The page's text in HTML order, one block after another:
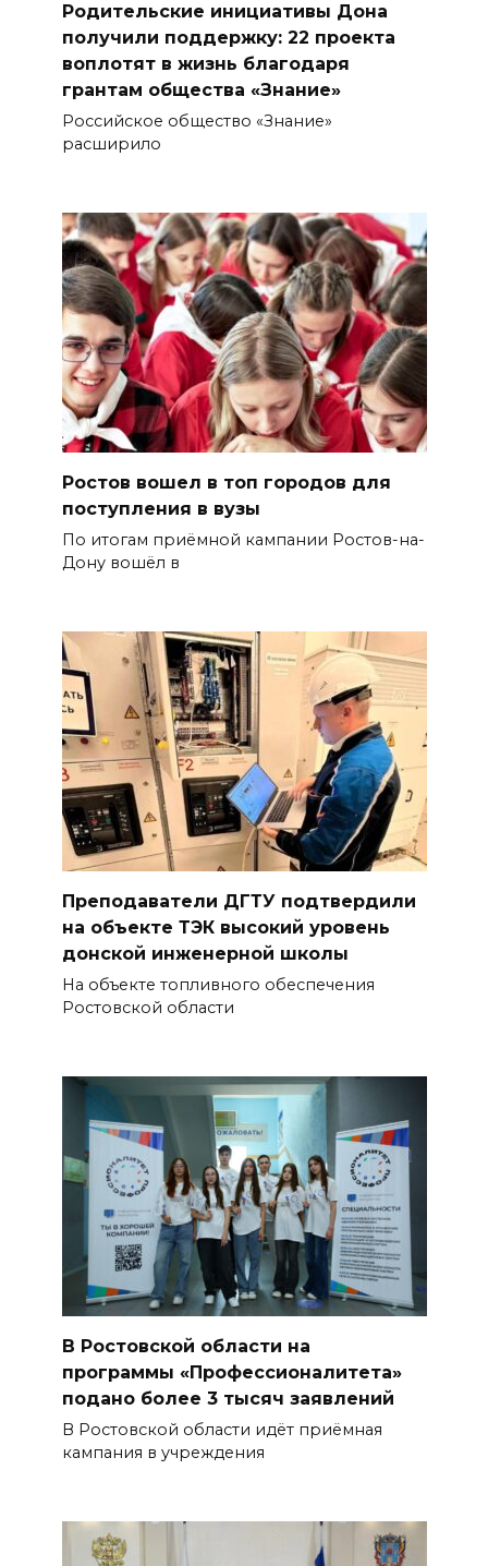
Родительские инициативы Дона
получили поддержку: 22 проекта
воплотят в жизнь благодаря
грантам общества «Знание»
Российское общество «Знание»
расширило
Ростов вошел в топ городов для
поступления в вузы
По итогам приёмной кампании Ростов-на-
Дону вошёл в
Преподаватели ДГТУ подтвердили
на объекте ТЭК высокий уровень
донской инженерной школы
На объекте топливного обеспечения
Ростовской области
В Ростовской области на
программы «Профессионалитета»
подано более 3 тысяч заявлений
В Ростовской области идёт приёмная
кампания в учреждения